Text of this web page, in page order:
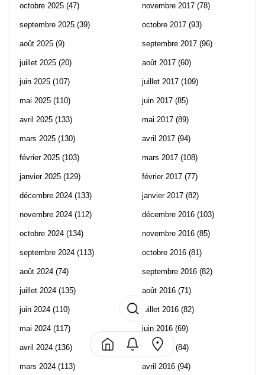
octobre 2025 (47)
septembre 2025 (39)
août 2025 (9)
juillet 2025 (20)
juin 2025 (107)
mai 2025 (110)
avril 2025 (133)
mars 2025 (130)
février 2025 (103)
janvier 2025 (129)
décembre 2024 (133)
novembre 2024 (112)
octobre 2024 (134)
septembre 2024 (113)
août 2024 (74)
juillet 2024 (135)
juin 2024 (110)
mai 2024 (117)
avril 2024 (136)
mars 2024 (113)
novembre 2017 (78)
octobre 2017 (93)
septembre 2017 (96)
août 2017 (60)
juillet 2017 (109)
juin 2017 (85)
mai 2017 (89)
avril 2017 (94)
mars 2017 (108)
février 2017 (77)
janvier 2017 (82)
décembre 2016 (103)
novembre 2016 (85)
octobre 2016 (81)
septembre 2016 (82)
août 2016 (71)
juillet 2016 (82)
juin 2016 (69)
mai 2016 (84)
avril 2016 (94)